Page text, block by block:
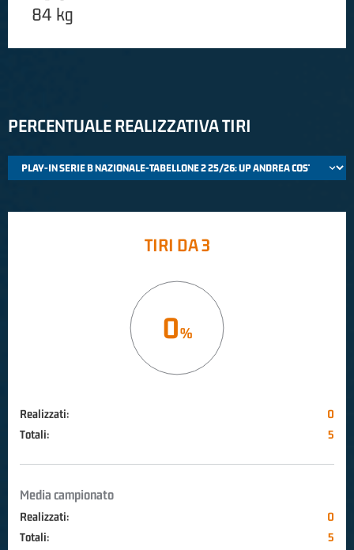
84 kg
PERCENTUALE REALIZZATIVA TIRI
TIRI DA 3
0
Realizzati:
0
Totali:
5
Media campionato
Realizzati:
0
Totali:
5